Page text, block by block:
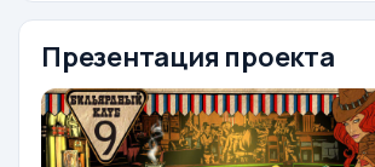
Презентация проекта